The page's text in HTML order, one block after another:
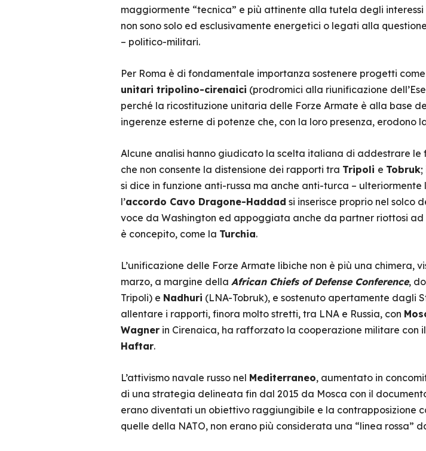
maggiormente “tecnica” e più attinente alla tutela degli interessi
non sono solo ed esclusivamente energetici o legati alla
– politico-militari.
Per Roma è di fondamentale importanza sostenere progetti
unitari tripolino-cirenaici (prodromici alla riunificazione
perché la ricostituzione unitaria delle Forze Armate è alla base
ingerenze esterne di potenze che, con la loro presenza, erodono
Alcune analisi hanno giudicato la scelta italiana di addestrare le
che non consente la distensione dei rapporti tra Tripoli e Tobruk;
si dice in funzione anti-russa ma anche anti-turca –
l’accordo Cavo Dragone-Haddad si inserisce proprio nel solco
voce da Washington ed appoggiata anche da partner riottosi
è concepito, come la Turchia.
L’unificazione delle Forze Armate libiche non è più una chimera,
marzo, a margine della African Chiefs of Defense Conference,
Tripoli) e Nadhuri (LNA-Tobruk), e sostenuto apertamente dagli
allentare i rapporti, finora molto stretti, tra LNA e Russia, con
Wagnerin Cirenaica, ha rafforzato la cooperazione militare con
Haftar.
L’attivismo navale russo nel Mediterraneo, aumentato in
di una strategia delineata fin dal 2015 da Mosca con il
erano diventati un obiettivo raggiungibile e la contrapposizione
quelle della NATO, non erano più considerata una “linea rossa”